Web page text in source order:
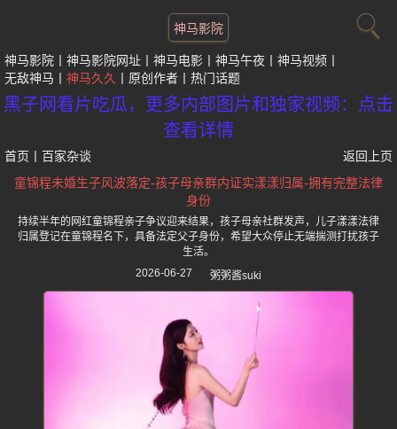
神马影院
神马影院 神马影院网址 神马电影 神马午夜
神马视频
无敌神马
神马久久 原创作者 热门话题
黑子网看片吃瓜，更多内部图片和独家视频：点击
查看详情
首页 百家杂谈
返回上页
童锦程未婚生子风波落定-孩子母亲群内证实漾漾归属-拥有完整法律
身份
持续半年的网红童锦程亲子争议迎来结果，孩子母亲社群发声，儿子漾漾法律
归属登记在童锦程名下，具备法定父子身份，希望大众停止无端揣测打扰孩子
生活。
2026-06-27
粥粥酱suki